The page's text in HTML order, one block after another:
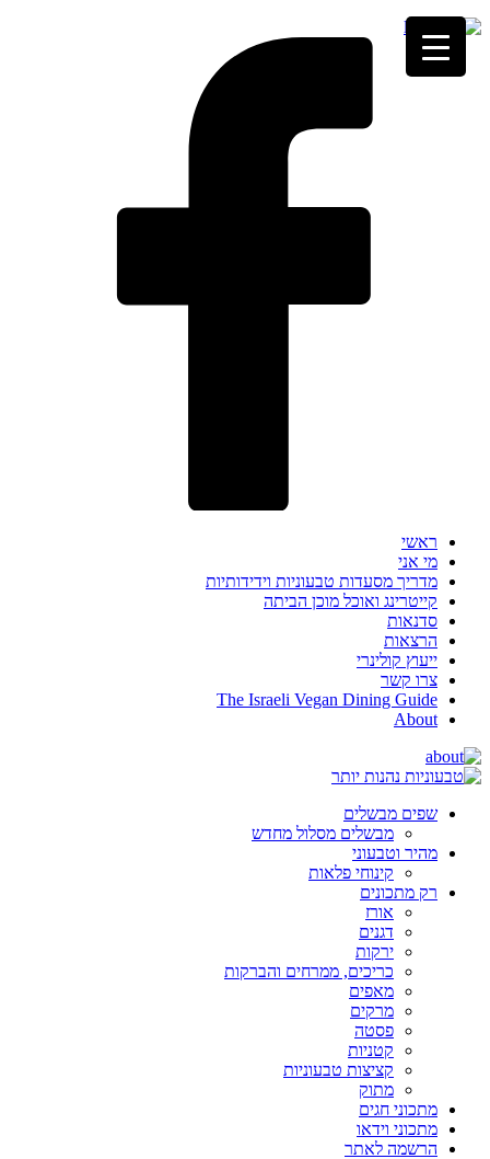
ראשי
מי אני
מדריך מסעדות טבעוניות וידידותיות
קייטרינג ואוכל מוכן הביתה
סדנאות
הרצאות
ייעוץ קולינרי
צרו קשר
The Israeli Vegan Dining Guide
About
שפים מבשלים
מבשלים מסלול מחדש
מהיר וטבעוני
קינוחי פלאות
רק מתכונים
אורז
דגנים
ירקות
כריכים, ממרחים והברקות
מאפים
מרקים
פסטה
קטניות
קציצות טבעוניות
מתוק
מתכוני חגים
מתכוני וידאו
הרשמה לאתר